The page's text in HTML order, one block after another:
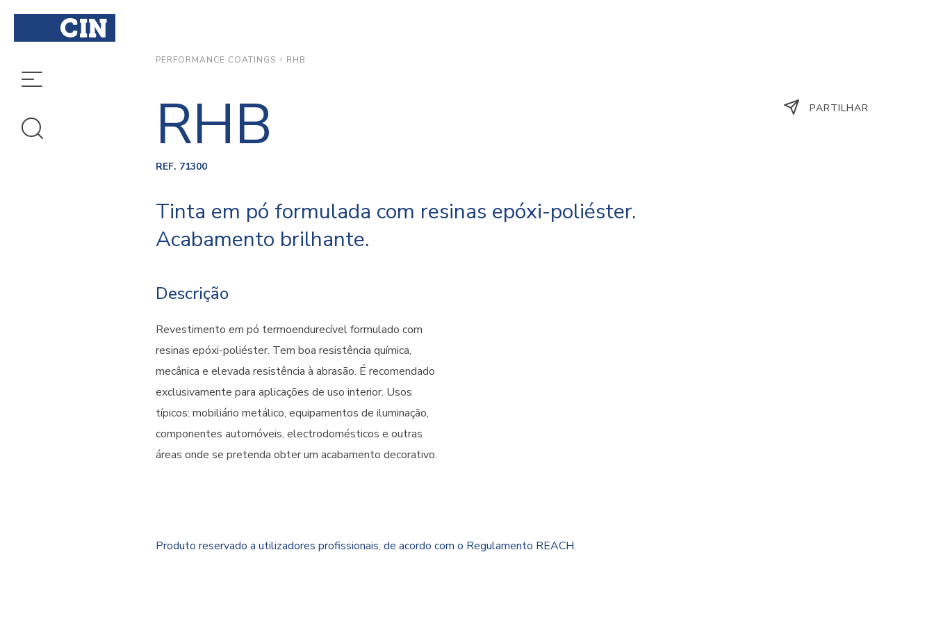
PERFORMANCE COATINGS RHB
RHB
REF. 71300
Tinta em pó formulada com resinas epóxi-poliéster.
Acabamento brilhante.
Descrição
Revestimento em pó termoendurecível formulado com
resinas epóxi-poliéster. Tem boa resistência química,
mecânica e elevada resistência à abrasão. É recomendado
exclusivamente para aplicações de uso interior. Usos
típicos: mobiliário metálico, equipamentos de iluminação,
componentes automóveis, electrodomésticos e outras
áreas onde se pretenda obter um acabamento decorativo.
PARTILHAR
Produto reservado a utilizadores profissionais, de acordo com o Regulamento REACH.